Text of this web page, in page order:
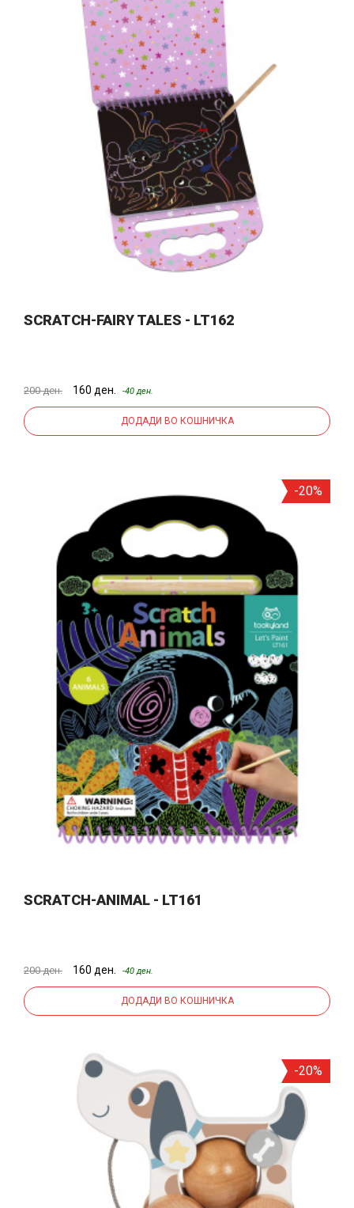
SCRATCH-FAIRY TALES - LT162
200 ден. 160 ден. -40 ден.
ДОДАДИ ВО КОШНИЧКА
-20%
SCRATCH-ANIMAL - LT161
200 ден. 160 ден. -40 ден.
ДОДАДИ ВО КОШНИЧКА
-20%